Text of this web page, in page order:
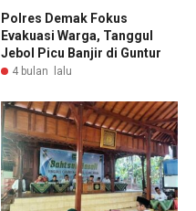
Polres Demak Fokus
Evakuasi Warga, Tanggul
Jebol Picu Banjir di Guntur
4 bulan lalu